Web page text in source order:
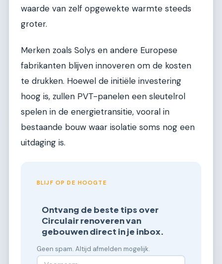
waarde van zelf opgewekte warmte steeds
groter.
Merken zoals Solys en andere Europese
fabrikanten blijven innoveren om de kosten
te drukken. Hoewel de initiële investering
hoog is, zullen PVT-panelen een sleutelrol
spelen in de energietransitie, vooral in
bestaande bouw waar isolatie soms nog een
uitdaging is.
BLIJF OP DE HOOGTE
Ontvang de beste tips over
Circulair renoveren van
gebouwen direct in je inbox.
Geen spam. Altijd afmelden mogelijk.